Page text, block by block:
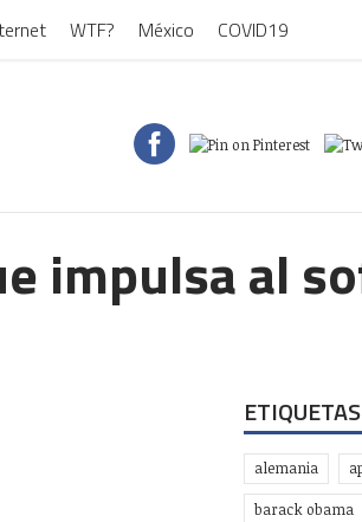
WTF? México COVID19
impulsa al
ETIQUETAS
alemania
barack obama